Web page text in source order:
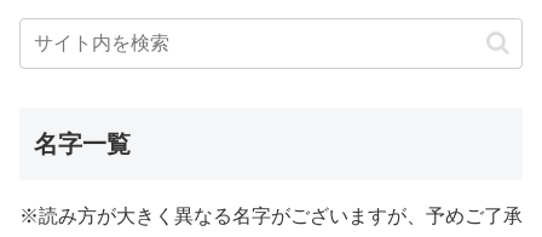
名字一覧
※読み方が大きく異なる名字がございますが、予めご了承